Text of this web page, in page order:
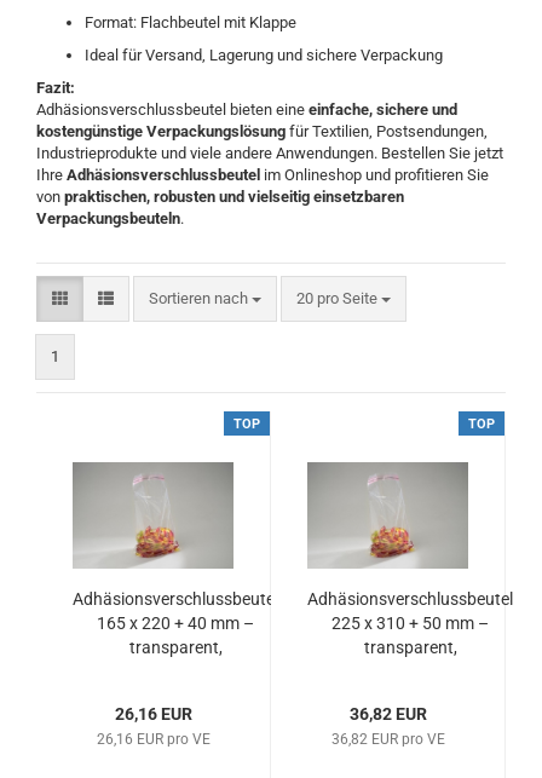
Format: Flachbeutel mit Klappe
Ideal für Versand, Lagerung und sichere Verpackung
Fazit:
Adhäsionsverschlussbeutel bieten eine einfache, sichere und
kostengünstige Verpackungslösung für Textilien, Postsendungen,
Industrieprodukte und viele andere Anwendungen. Bestellen Sie jetzt
Ihre Adhäsionsverschlussbeutel im Onlineshop und profitieren Sie
von praktischen, robusten und vielseitig einsetzbaren
Verpackungsbeuteln.
Sortieren nach
Sortieren nach 20 pro Seite
pro Seite
1
TOP
Adhäsionsverschlussbeutel
165 x 220 + 40 mm –
transparent,
26,16 EUR
26,16 EUR pro VE
TOP
Adhäsionsverschlussbeutel
225 x 310 + 50 mm –
transparent,
36,82 EUR
36,82 EUR pro VE